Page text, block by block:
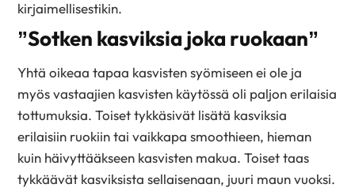
kirjaimellisestikin.
”Sotken kasviksia joka ruokaan”
Yhtä oikeaa tapaa kasvisten syömiseen ei ole ja
myös vastaajien kasvisten käytössä oli paljon erilaisia
tottumuksia. Toiset tykkäsivät lisätä kasviksia
erilaisiin ruokiin tai vaikkapa smoothieen, hieman
kuin häivyttääkseen kasvisten makua. Toiset taas
tykkäävät kasviksista sellaisenaan, juuri maun vuoksi.